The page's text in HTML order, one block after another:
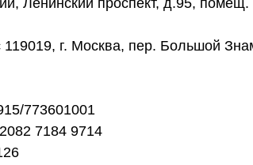
Ленинский проспект, д.95,
119019, г. Москва, пер. Большой
773601001
7184 9714